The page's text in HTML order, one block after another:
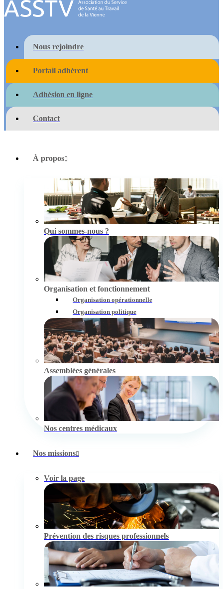
Nous rejoindre
Portail adhérent
Adhésion en ligne
Contact
À propos
Qui sommes-nous ?
Organisation et fonctionnement
Organisation opérationnelle
Organisation politique
Assemblées générales
Nos centres médicaux
Nos missions
Voir la page
Prévention des risques professionnels